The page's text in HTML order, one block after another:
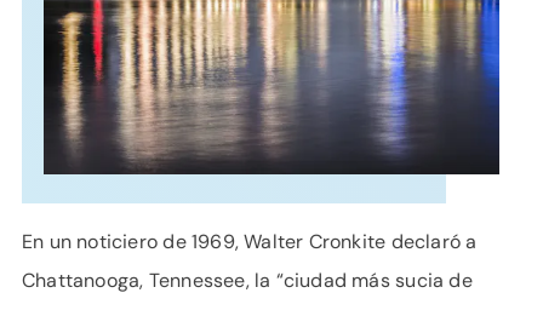
En un noticiero de 1969, Walter Cronkite declaró a
Chattanooga, Tennessee, la “ciudad más sucia de